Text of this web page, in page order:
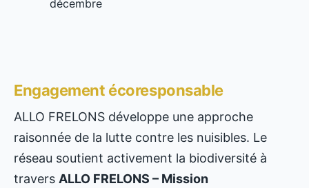
décembre
Engagement écoresponsable
ALLO FRELONS développe une approche
raisonnée de la lutte contre les nuisibles. Le
réseau soutient activement la biodiversité à
travers ALLO FRELONS – Mission